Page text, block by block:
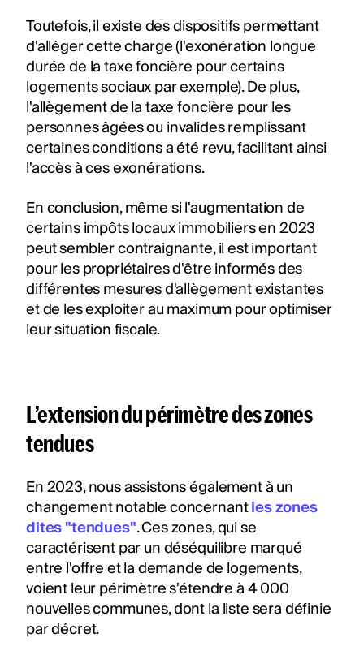
Toutefois, il existe des dispositifs permettant
d'alléger cette charge (l'exonération longue
durée de la taxe foncière pour certains
logements sociaux par exemple). De plus,
l'allègement de la taxe foncière pour les
personnes âgées ou invalides remplissant
certaines conditions a été revu, facilitant ainsi
l'accès à ces exonérations.
En conclusion, même si l'augmentation de
certains impôts locaux immobiliers en 2023
peut sembler contraignante, il est important
pour les propriétaires d'être informés des
différentes mesures d'allègement existantes
et de les exploiter au maximum pour optimiser
leur situation fiscale.
L’extension du périmètre des zones
tendues
En 2023, nous assistons également à un
changement notable concernantles zones
dites "tendues". Ces zones, qui se
caractérisent par un déséquilibre marqué
entre l'offre et la demande de logements,
voient leur périmètre s'étendre à 4 000
nouvelles communes, dont la liste sera définie
par décret.